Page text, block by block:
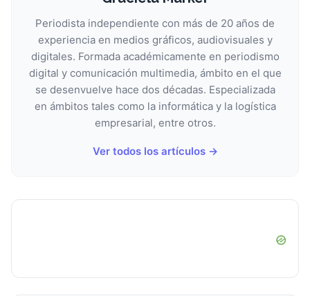
Periodista independiente con más de 20 años de
experiencia en medios gráficos, audiovisuales y
digitales. Formada académicamente en periodismo
digital y comunicación multimedia, ámbito en el que
se desenvuelve hace dos décadas. Especializada
en ámbitos tales como la informática y la logística
empresarial, entre otros.
Ver todos los artículos →